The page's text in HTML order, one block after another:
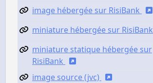
image hébergée sur RisiBank
miniature hébergée sur RisiBank
miniature statique hébergée sur
RisiBank
image source (jvc)